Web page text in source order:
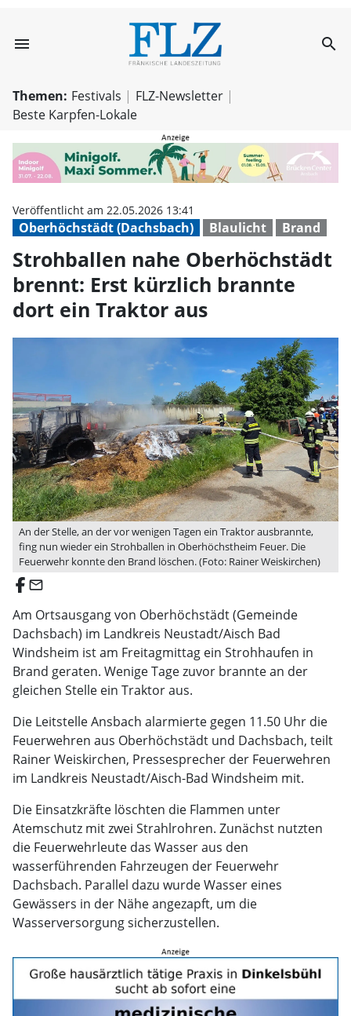
menu Strohballen search
Themen: Festivals
FLZ-Newsletter
Beste Karpfen-Lokale
Oberhöchstädt (Dachsbach) Blaulicht Brand
Veröffentlicht am 22.05.2026 13:41
Strohballen nahe Oberhöchstädt
brennt: Erst kürzlich brannte
dort ein Traktor aus
An der Stelle, an der vor wenigen Tagen ein Traktor ausbrannte,
fing nun wieder ein Strohballen in Oberhöchstheim Feuer. Die
Feuerwehr konnte den Brand löschen. (Foto: Rainer Weiskirchen)
email
Am Ortsausgang von Oberhöchstädt (Gemeinde
Dachsbach) im Landkreis Neustadt/Aisch Bad
Windsheim ist am Freitagmittag ein Strohhaufen in
Brand geraten. Wenige Tage zuvor brannte an der
gleichen Stelle ein Traktor aus.
Die Leitstelle Ansbach alarmierte gegen 11.50 Uhr die
Feuerwehren aus Oberhöchstädt und Dachsbach, teilt
Rainer Weiskirchen, Pressesprecher der Feuerwehren
im Landkreis Neustadt/Aisch-Bad Windsheim mit.
Die Einsatzkräfte löschten die Flammen unter
Atemschutz mit zwei Strahlrohren. Zunächst nutzten
die Feuerwehrleute das Wasser aus den
wasserführenden Fahrzeugen der Feuerwehr
Dachsbach. Parallel dazu wurde Wasser eines
Gewässers in der Nähe angezapft, um die
Wasserversorgung sicherzustellen.